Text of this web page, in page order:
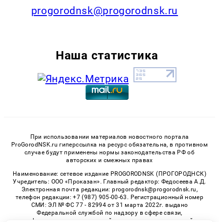
progorodnsk@progorodnsk.ru
Наша статистика
При использовании материалов новостного портала
ProGorodNSK.ru гиперссылка на ресурс обязательна, в противном
случае будут применены нормы законодательства РФ об
авторских и смежных правах
Наименование: сетевое издание PROGORODNSK (ПРОГОРОДНСК)
Учредитель: ООО «Проказан». Главный редактор: Федосеева А.Д.
Электронная почта редакции: progorodnsk@progorodnsk.ru,
телефон редакции: +7 (987) 905-00-63. Регистрационный номер
СМИ: ЭЛ № ФС 77 - 82994 от 31 марта 2022г. выдано
Федеральной службой по надзору в сфере связи,
информационных технологий и массовых коммуникаций.